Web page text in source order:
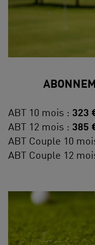
ABT 10 mois : 323
ABT 12 mois : 385
ABT Couple 10
ABT Couple 12